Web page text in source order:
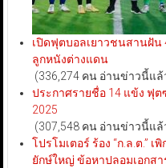
เปิดฟุตบอลเยาวชนสานฝัน
ลูกหนังต่างแดน
(336,274 คน อ่านข่าวนี้แล้
ประกาศรายชื่อ 14 แข้ง ฟุ
2025
(307,548 คน อ่านข่าวนี้แล้
โปรโมเตอร์ ร้อง “ก.ล.ต.”
ยักษ์ใหญ่ ข้อหาปลอมเอกสา